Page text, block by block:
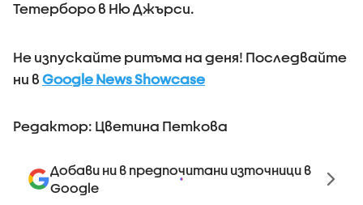
Тетерборо в Ню Джърси.
Не изпускайте ритъма на деня! Последвайте
ни в Google News Showcase
Редактор: Цветина Петкова
Добави ни в предпочитани източници в
Google